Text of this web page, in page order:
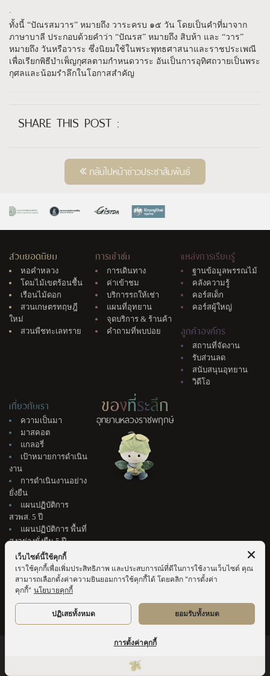
ทั้งนี้ “ปัณรสมวาร” หมายถึง วาระครบ ๑๕ วัน โดยเป็นคำที่มาจาก
ภาษาบาลี ประกอบด้วยคำว่า “ปัณรส” หมายถึง สิบห้า และ “วาร”
หมายถึง วันหรือวาระ ซึ่งนิยมใช้ในพระพุทธศาสนาและราชประเพณี
เพื่อเรียกพิธีบำเพ็ญกุศลตามกำหนดวาระ อันเป็นการอุทิศถวายเป็นพระ
กุศลและน้อมรำลึกในโอกาสสำคัญ
SHARE THIS POST :
กลับไปหน้าข่าวประชาสัมพันธ์
สวนยอดนิยม
หอคำหลวง
โดมไม้เขตร้อนชื้น
เรือนไม้ดอก
สวนเกษตรทฤษฎี
ใหม่
สวนพืชทะเลทราย
การเข้าชม
การเดินทาง
ค่าเข้าชม
บริการรถให้เช่า
แผนที่อุทยาน
จุดบริการ & ร้านค้า
คำถามที่พบบ่อย
แหล่งการเรียนรู้
ฐานข้อมูลพรรณไม้
คลังความรู้
คอร์สเด็ก
คอร์สผู้ใหญ่
ลูกค้าองค์กร
สถานที่จัดงาน
รับส่วนลด
สนับสนุนอุทยาน
วิดีโอ
เกี่ยวกับเรา
ความเป็นมา
มาสคอต
แกลอรี่
เป้าหมายการดำเนิน
งาน
การดำเนินงานอย่าง
ยั่งยืน
แผนปฏิบัติการ
สวพส. 5 ปี
แผนปฏิบัติการ พื้นที่
สูงอย่างยั่งยืน 5 ปี
ติดต่อเรา
แนะนำติชม
จัดซื้อจัดจ้าง &
สมัครงาน
ของที่ระลึก
อุทยานหลวงราชพฤกษ์
ครั้ง | © สงวนลิขสิทธิ์ พ.ศ. 2569 อุทยานหลวงราชพฤกษ์ |
นโยบายคุกกี้ (Cookie Policy)
เว็บไซต์นี้ใช้คุกกี้
เราใช้คุกกี้เพื่อเพิ่มประสิทธิภาพ และประสบการณ์ที่ดีในการใช้งานเว็บไซต์ คุณ
สามารถเลือกตั้งค่าความยินยอมการใช้คุกกี้ได้ โดยคลิก "การตั้งค่า
คุกกี้" นโยบายคุกกี้
ปฏิเสธทั้งหมด ยอมรับทั้งหมด
การตั้งค่าคุกกี้